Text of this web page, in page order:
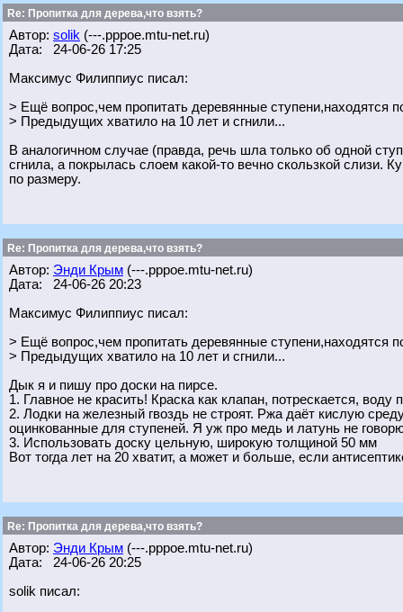
Re: Пропитка для дерева,что взять?
Автор: solik (---.pppoe.mtu-net.ru)
Дата: 24-06-26 17:25
Максимус Филиппиус писал:
> Ещё вопрос,чем пропитать деревянные ступени,находятся
> Предыдущих хватило на 10 лет и сгнили...
В аналогичном случае (правда, речь шла только об одной
сгнила, а покрылась слоем какой-то вечно скользкой слизи.
по размеру.
Re: Пропитка для дерева,что взять?
Автор: Энди Крым (---.pppoe.mtu-net.ru)
Дата: 24-06-26 20:23
Максимус Филиппиус писал:
> Ещё вопрос,чем пропитать деревянные ступени,находятся
> Предыдущих хватило на 10 лет и сгнили...
Дык я и пишу про доски на пирсе.
1. Главное не красить! Краска как клапан, потрескается, воду
2. Лодки на железный гвоздь не строят. Ржа даёт кислую
оцинкованные для ступеней. Я уж про медь и латунь не
3. Использовать доску цельную, широкую толщиной 50 мм
Вот тогда лет на 20 хватит, а может и больше, если
Re: Пропитка для дерева,что взять?
Автор: Энди Крым (---.pppoe.mtu-net.ru)
Дата: 24-06-26 20:25
solik писал: